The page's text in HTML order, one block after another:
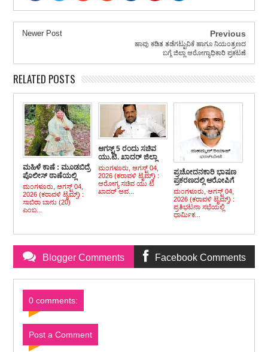
Newer Post Previous
ಹಾವು ಕಡಿತ ತಡೆಗಟ್ಟುವಿಕೆ ಹಾಗೂ ನಿಯಂತ್ರಣದ
ಬಗ್ಗೆ ಜಿಲ್ಲಾ ಆರೋಗ್ಯಾಧಿಕಾರಿ ಪ್ರಕಟಣೆ
RELATED POSTS
ಮಹಿಳೆ ಕಾಣೆ : ಮೂಡಬಿದ್ರೆ
ಪೊಲೀಸ್ ಠಾಣೆಯಲ್ಲಿ
ಪ್ರಕರಣ ದಾಖಲು
ಮಂಗಳೂರು, ಆಗಸ್ಟ್ 04,
2026 (ಕರಾವಳಿ ಟೈಮ್ಸ್) :
ಸಾಬಿರಾ ಬಾನು (20)
ಎಂಬ...
ಆಗಸ್ಟ್ 5 ರಂದು ಸಚಿವ
ಯು.ಟಿ. ಖಾದರ್ ಜಿಲ್ಲಾ
ಪ್ರವಾಸ : ಬೆಳ್ತಂಗಡಿ,
ಬಂಟ್ವಾಳದ ಮಳೆಹಾನಿ
ಪ್ರದೇಶಗಳಿಗೆ ಭೇಟಿ, ಸಭೆ
ಮಂಗಳೂರು, ಆಗಸ್ಟ್ 04,
2026 (ಕರಾವಳಿ ಟೈಮ್ಸ್) :
ಆರೋಗ್ಯ ಸಚಿವ ಯು ಟಿ
ಖಾದರ್ ಅವ...
ಪ್ರಚೋದನಕಾರಿ ಭಾಷಣ
ಪ್ರಕರಣದಲ್ಲಿ ಆರೋಪಿಗೆ
ಶಿಕ್ಷೆ ವಿಧಿಸಿದ ನ್ಯಾಯಾಲಯ
ಮಂಗಳೂರು, ಆಗಸ್ಟ್ 04,
2026 (ಕರಾವಳಿ ಟೈಮ್ಸ್) :
ಪ್ರತಿಭಟನಾ ಸಭೆಯಲ್ಲಿ
ಧಾರ್ಮಿಕ...
Blogger Comments Facebook Comments
0 comments:
Post a Comment